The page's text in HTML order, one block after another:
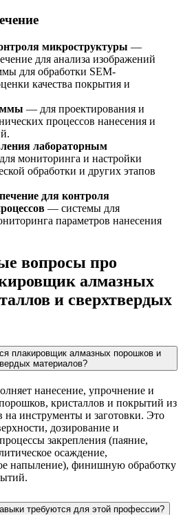
микроструктуры —
для анализа изображений
для обработки SEM-
качества покрытия и
— для проектирования и
процессов нанесения и
лабораторным
мониторинга и настройки
обработки и других этапов
для контроля
— системы для
параметров нанесения
вопросы про
алмазных
и сверхтвердых
плакировщик алмазных порошков и
материалов?
нанесение, упрочнение и
кристаллов и покрытий из
на инструменты и заготовки. Это
дозирование и
закрепления (паяние,
осаждение,
напыление), финишную обработку
требуются для этой профессии?